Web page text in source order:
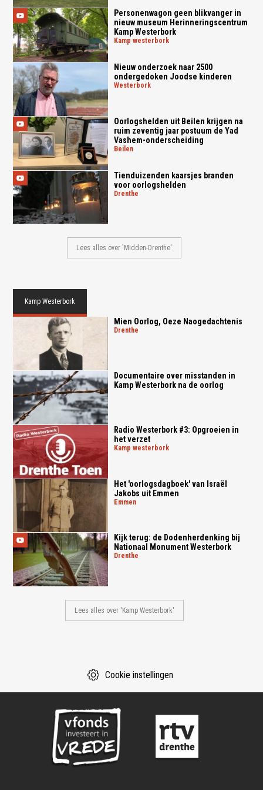
Personenwagon geen blikvanger in
nieuw museum Herinneringscentrum
Kamp Westerbork
kamp westerbork
Nieuw onderzoek naar 2500
ondergedoken Joodse kinderen
westerbork
Oorlogshelden uit Beilen krijgen na
ruim zeventig jaar postuum de Yad
Vashem-onderscheiding
beilen
Tienduizenden kaarsjes branden
voor oorlogshelden
drenthe
Lees alles over 'Midden-Drenthe'
Kamp Westerbork
Mien Oorlog, Oeze Naogedachtenis
drenthe
Documentaire over misstanden in
Kamp Westerbork na de oorlog
Radio Westerbork #3: Opgroeien in
het verzet
kamp westerbork
Het 'oorlogsdagboek' van Israël
Jakobs uit Emmen
emmen
Kijk terug: de Dodenherdenking bij
Nationaal Monument Westerbork
drenthe
Lees alles over 'Kamp Westerbork'
Cookie instellingen